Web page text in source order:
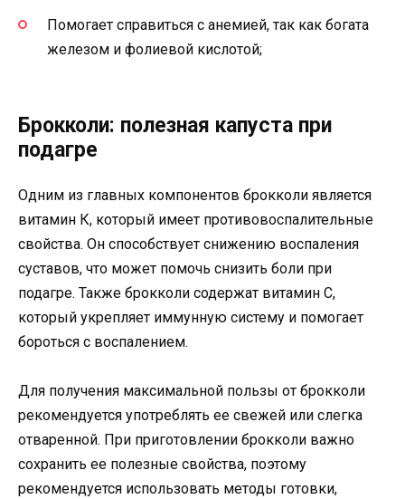
Помогает справиться с анемией, так как богата
железом и фолиевой кислотой;
Брокколи: полезная капуста при
подагре
Одним из главных компонентов брокколи является
витамин К, который имеет противовоспалительные
свойства. Он способствует снижению воспаления
суставов, что может помочь снизить боли при
подагре. Также брокколи содержат витамин С,
который укрепляет иммунную систему и помогает
бороться с воспалением.
Для получения максимальной пользы от брокколи
рекомендуется употреблять ее свежей или слегка
отваренной. При приготовлении брокколи важно
сохранить ее полезные свойства, поэтому
рекомендуется использовать методы готовки,